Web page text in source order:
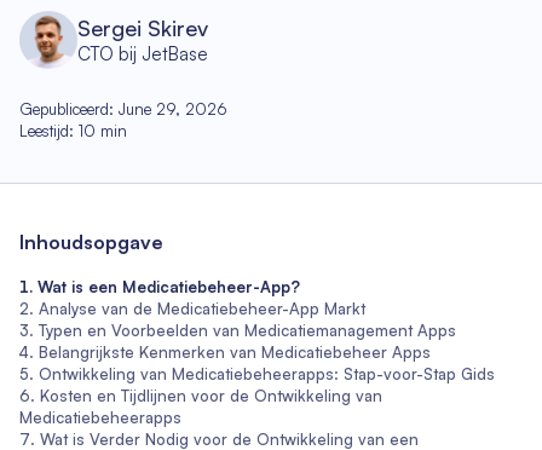
Sergei Skirev
CTO bij JetBase
Gepubliceerd: June 29, 2026
Leestijd: 10 min
Inhoudsopgave
Wat is een Medicatiebeheer-App?
Analyse van de Medicatiebeheer-App Markt
Typen en Voorbeelden van Medicatiemanagement Apps
Belangrijkste Kenmerken van Medicatiebeheer Apps
Ontwikkeling van Medicatiebeheerapps: Stap-voor-Stap Gids
Kosten en Tijdlijnen voor de Ontwikkeling van
Medicatiebeheerapps
Wat is Verder Nodig voor de Ontwikkeling van een